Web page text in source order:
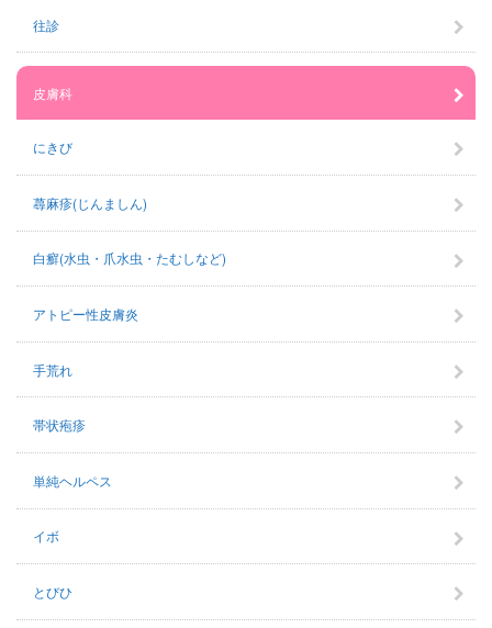
往診
皮膚科
にきび
蕁麻疹(じんましん)
白癬(水虫・爪水虫・たむしなど)
アトピー性皮膚炎
手荒れ
帯状疱疹
単純ヘルペス
イボ
とびひ